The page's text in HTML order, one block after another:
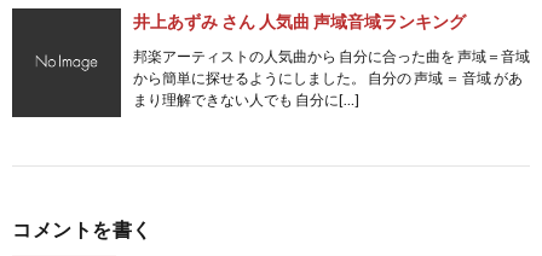
井上あずみ さん 人気曲 声域音域ランキング
邦楽アーティストの人気曲から 自分に合った曲を 声域＝音域
から簡単に探せるようにしました。 自分の 声域 ＝ 音域 があ
まり理解できない人でも 自分に[…]
コメントを書く